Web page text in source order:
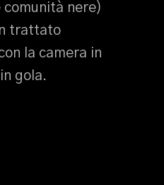
nere)
trattato
la camera in
gola.